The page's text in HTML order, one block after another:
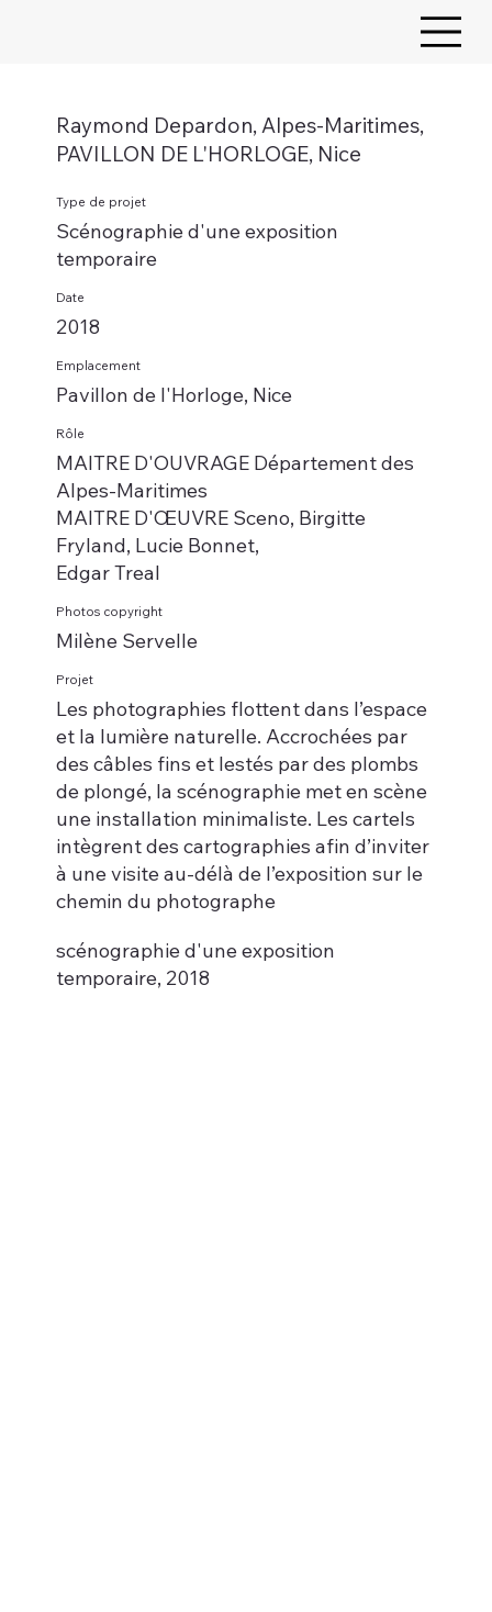
Raymond Depardon, Alpes-Maritimes,
PAVILLON DE L'HORLOGE, Nice
Type de projet
Scénographie d'une exposition
temporaire
Date
2018
Emplacement
Pavillon de l'Horloge, Nice
Rôle
MAITRE D'OUVRAGE Département des
Alpes-Maritimes
MAITRE D'ŒUVRE Sceno, Birgitte
Fryland, Lucie Bonnet,
Edgar Treal
Photos copyright
Milène Servelle
Projet
Les photographies flottent dans l’espace
et la lumière naturelle. Accrochées par
des câbles fins et lestés par des plombs
de plongé, la scénographie met en scène
une installation minimaliste. Les cartels
intègrent des cartographies afin d’inviter
à une visite au-délà de l’exposition sur le
chemin du photographe
scénographie d'une exposition
temporaire, 2018